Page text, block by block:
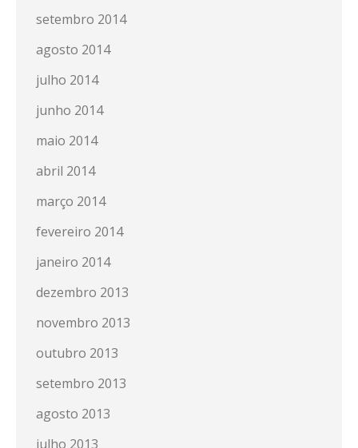
setembro 2014
agosto 2014
julho 2014
junho 2014
maio 2014
abril 2014
março 2014
fevereiro 2014
janeiro 2014
dezembro 2013
novembro 2013
outubro 2013
setembro 2013
agosto 2013
julho 2013